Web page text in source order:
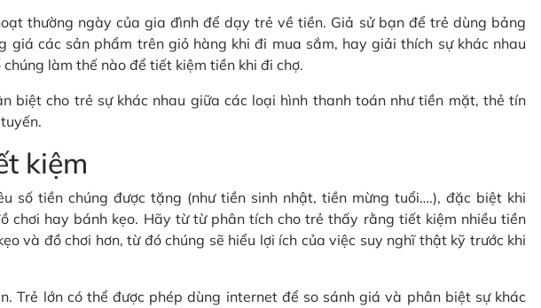
thường ngày của gia đình để dạy trẻ về tiền. Giả sử bạn để trẻ dùng bảng
giá các sản phẩm trên giỏ hàng khi đi mua sắm, hay giải thích sự khác nhau
làm thế nào để tiết kiệm tiền khi đi chợ.
biệt cho trẻ sự khác nhau giữa các loại hình thanh toán như tiền mặt, thẻ tín
kiệm
số tiền chúng được tặng (như tiền sinh nhật, tiền mừng tuổi….), đặc biệt khi
chơi hay bánh kẹo. Hãy từ từ phân tích cho trẻ thấy rằng tiết kiệm nhiều tiền
và đồ chơi hơn, từ đó chúng sẽ hiểu lợi ích của việc suy nghĩ thật kỹ trước khi
Trẻ lớn có thể được phép dùng internet để so sánh giá và phân biệt sự khác